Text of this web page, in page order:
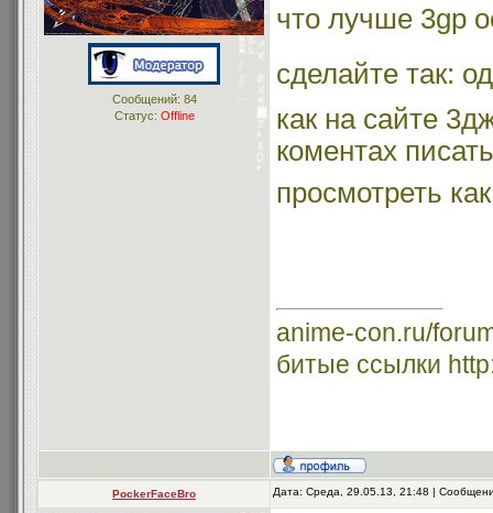
Сообщений: 84
Статус: Offline
что лучше 3gp
сделайте так:
как на сайте
коментах
просмотреть
anime-con.ru/
битые ссылки
PockerFaceBro Дата: Среда, 29.05.13, 21:48 |